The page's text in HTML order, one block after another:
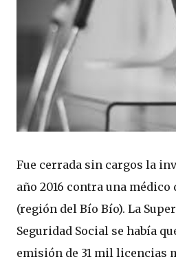
Fue cerrada sin cargos la
año 2016 contra una médico
(región del Bío Bío). La
Seguridad Social se había
emisión de 31 mil licencias